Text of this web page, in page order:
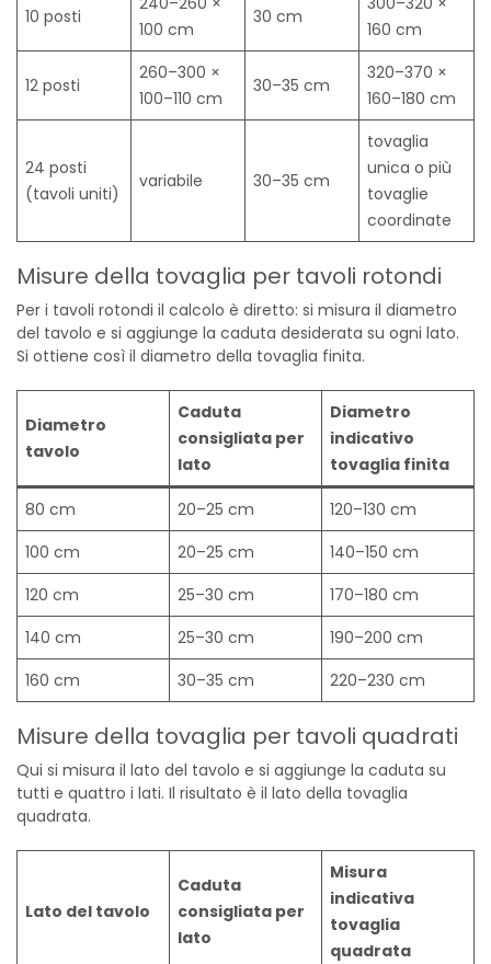
10 posti
100 cm
30 cm
160 cm
12 posti
260–300 ×
100–110 cm
30–35 cm
320–370 ×
160–180 cm
24 posti
(tavoli uniti)
variabile 30–35 cm
tovaglia
unica o più
tovaglie
coordinate
Misure della tovaglia per tavoli rotondi
Per i tavoli rotondi il calcolo è diretto: si misura il diametro
del tavolo e si aggiunge la caduta desiderata su ogni lato.
Si ottiene così il diametro della tovaglia finita.
Diametro
tavolo
Caduta
consigliata per
lato
Diametro
indicativo
tovaglia finita
80 cm 20–25 cm
120–130 cm
100 cm
20–25 cm
140–150 cm
120 cm
25–30 cm
170–180 cm
140 cm
25–30 cm
190–200 cm
160 cm
30–35 cm 220–230 cm
Misure della tovaglia per tavoli quadrati
Qui si misura il lato del tavolo e si aggiunge la caduta su
tutti e quattro i lati. Il risultato è il lato della tovaglia
quadrata.
Lato del tavolo
Caduta
consigliata per
lato
Misura
indicativa
tovaglia
quadrata